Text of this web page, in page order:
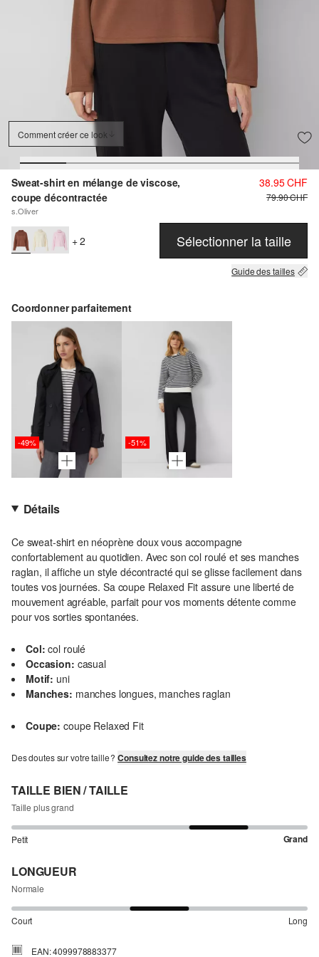
Comment créer ce look
Sweat-shirt en mélange de viscose,
coupe décontractée
s.Oliver
38.95 CHF
79.90 CHF
+ 2 Sélectionner la taille
Guide des tailles
Coordonner parfaitement
-49% -51%
Détails
Ce sweat-shirt en néoprène doux vous accompagne
confortablement au quotidien. Avec son col roulé et ses manches
raglan, il affiche un style décontracté qui se glisse facilement dans
toutes vos journées. Sa coupe Relaxed Fit assure une liberté de
mouvement agréable, parfait pour vos moments détente comme
pour vos sorties spontanées.
Col: col roulé
Occasion: casual
Motif: uni
Manches: manches longues, manches raglan
Coupe: coupe Relaxed Fit
Des doutes sur votre taille ?Consultez notre guide des tailles
TAILLE BIEN / TAILLE
Taille plus grand
Petit Grand
LONGUEUR
Normale
Court Long
EAN: 4099978883377